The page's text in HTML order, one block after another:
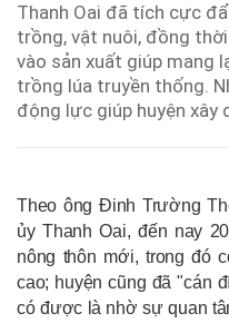
Thanh Oai đã tích cực
trồng, vật nuôi, đồng
vào sản xuất giúp mang
trồng lúa truyền thống.
động lực giúp huyện xây
Theo ông Đinh Trường
ủy Thanh Oai, đến nay
nông thôn mới, trong đó
cao; huyện cũng đã "cán
có được là nhờ sự quan